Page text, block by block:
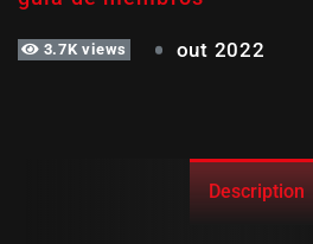
3.7K views out 2022
Description